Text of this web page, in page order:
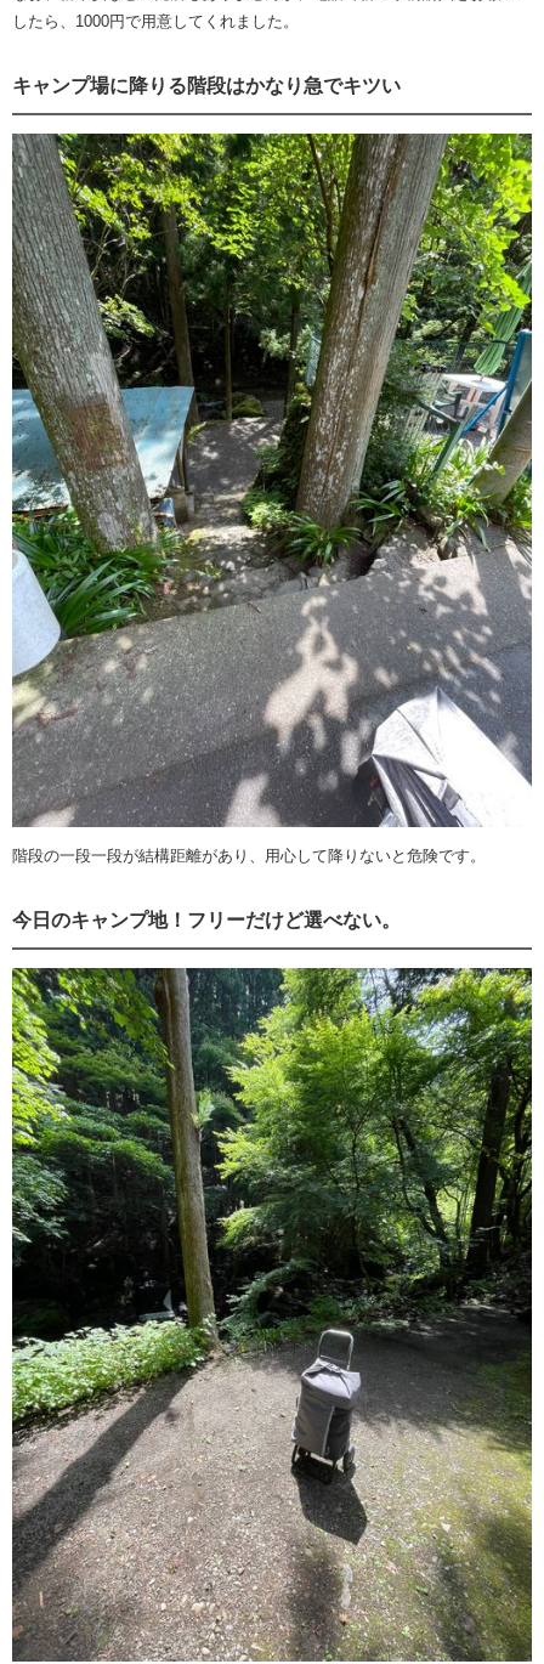
したら、1000円で用意してくれました。
キャンプ場に降りる階段はかなり急でキツい
階段の一段一段が結構距離があり、用心して降りないと危険です。
今日のキャンプ地！フリーだけど選べない。